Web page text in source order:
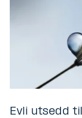
Evli utsedd